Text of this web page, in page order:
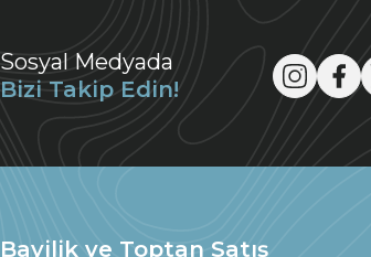
Sosyal Medyada
Bizi Takip Edin!
Bayilik ve Toptan Satış